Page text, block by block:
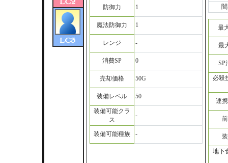
防御力 1
魔法防御力 1
レンジ -
消費SP 0
売却価格 50G
装備レベル 50
装備可能クラ
ス
-
装備可能種族 -
最
最
SP
必殺
連
地下